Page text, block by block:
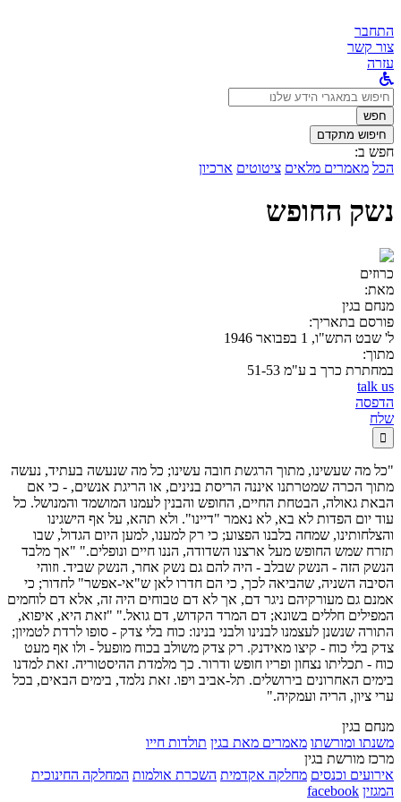
התחבר
צור קשר
עזרה
לחפש
ב:חפש
חיפוש מתקדם
חפש ב:
הכל מאמרים מלאים ציטוטים ארכיון
נשק החופש
כרוזים
מאת:
מנחם בגין
פורסם בתאריך:
ל' שבט התש"ו, 1 בפבואר 1946
מתוך:
במחתרת כרך ב ע"מ 51-53
talk us
הדפסה
שלח

"כל מה שעשינו, מתוך הרגשת חובה עשינו; כל מה שנעשה בעתיד, נעשה
מתוך הכרה שמטרתנו איננה הריסת בנינים, או הריגת אנשים, - כי אם
הבאת גאולה, הבטחת החיים, החופש והבנין לעמנו המושמד והמנושל. כל
עוד יום הפדות לא בא, לא נאמר "דיינו". ולא תהא, על אף הישגינו
והצלחותינו, שמחה בלבנו הפצוע; כי רק למענו, למען היום הגדול, שבו
תזרח שמש החופש מעל ארצנו השדודה, הננו חיים ונופלים." "אך מלבד
הנשק הזה - הנשק שבלב - היה להם גם נשק אחר, הנשק שביד. וזוהי
הסיבה השניה, שהביאה לכך, כי הם חדרו לאן ש"אי-אפשר" לחדור; כי
אמנם גם מעורקיהם ניגר דם, אך לא דם טבוחים היה זה, אלא דם לוחמים
המפילים חללים בשונא; דם המרד הקדוש, דם גואל." "זאת היא, איפוא,
התורה שנשנן לעצמנו לבנינו ולבני בנינו: כוח בלי צדק - סופו לרדת לטמיון;
צדק בלי כוח - קיצו מאידנק. רק צדק משולב בכוח מופעל - ולו אף מעט
כוח - תכליתו נצחון ופריו חופש ודרור. כך מלמדת ההיסטוריה. זאת למדנו
בימים האחרונים בירושלים. תל-אביב ויפו. זאת נלמד, בימים הבאים, בכל
ערי ציון, הריה ועמקיה."
מנחם בגין
משנתו ומורשתו מאמרים מאת בגין תולדות חייו
מרכז מורשת בגין
אירועים וכנסים מחלקה אקדמית השכרת אולמות המחלקה החינוכית
המגזין facebook